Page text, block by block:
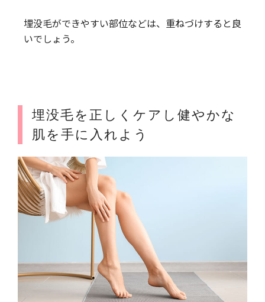
埋没毛ができやすい部位などは、重ねづけすると良
いでしょう。
埋没毛を正しくケアし健やかな
肌を手に入れよう